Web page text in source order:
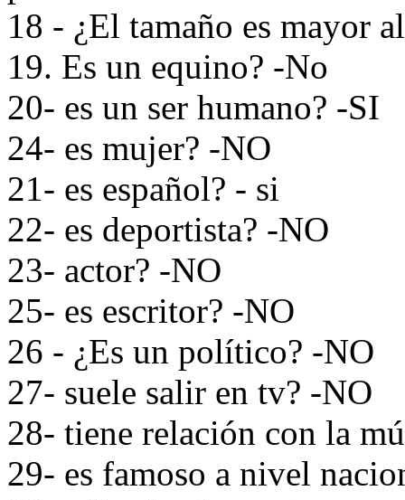
18 - ¿El tamaño es mayor
19. Es un equino? -No
20- es un ser humano? -SI
24- es mujer? -NO
21- es español? - si
22- es deportista? -NO
23- actor? -NO
25- es escritor? -NO
26 - ¿Es un político? -NO
27- suele salir en tv? -NO
28- tiene relación con la
29- es famoso a nivel